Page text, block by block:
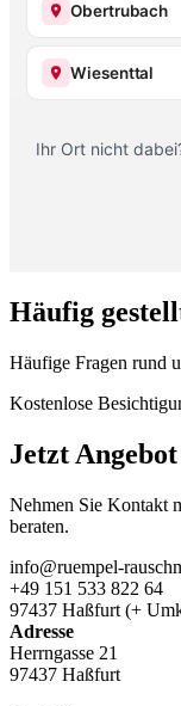
Obertrubach
Wiesenttal
Ihr Ort nicht
Häufig
Häufige Fragen rund
Kostenlose
Jetzt
Nehmen Sie Kontakt
beraten.
info@ruempel-
+49 151 533 822 64
97437 Haßfurt (+
Adresse
Herrngasse 21
97437 Haßfurt